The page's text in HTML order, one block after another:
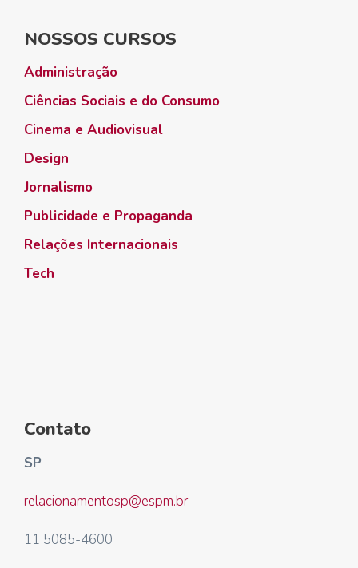
NOSSOS CURSOS
Administração
Ciências Sociais e do Consumo
Cinema e Audiovisual
Design
Jornalismo
Publicidade e Propaganda
Relações Internacionais
Tech
Contato
SP
relacionamentosp@espm.br
11 5085-4600